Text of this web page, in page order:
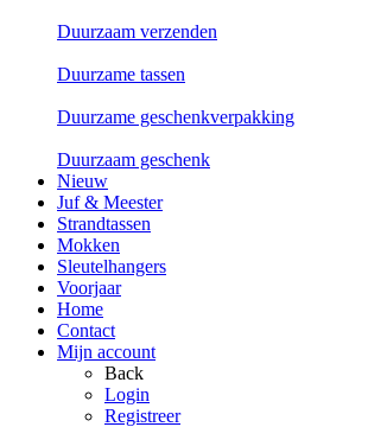
Duurzaam verzenden
Duurzame tassen
Duurzame geschenkverpakking
Duurzaam geschenk
Nieuw
Juf & Meester
Strandtassen
Mokken
Sleutelhangers
Voorjaar
Home
Contact
Mijn account
Back
Login
Registreer